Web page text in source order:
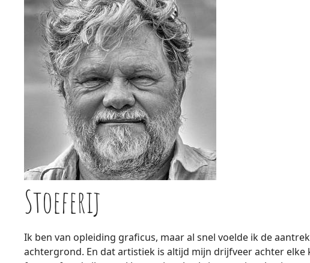
Stoeferij
Ik ben van opleiding graficus, maar al snel voelde ik de
achtergrond. En dat artistiek is altijd mijn drijfveer achter